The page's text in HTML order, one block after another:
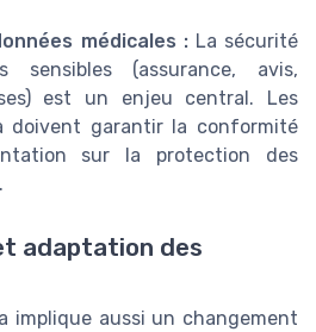
médicales :La sécurité
sensibles (assurance, avis,
est un enjeu central. Les
doivent garantir la conformité
sur la protection des
adaptation des
implique aussi un changement